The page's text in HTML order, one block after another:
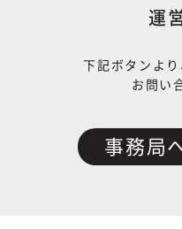
運
下記ボタンよ
お問い
事務局